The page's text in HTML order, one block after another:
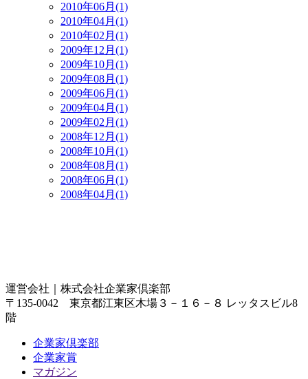
2010年06月(1)
2010年04月(1)
2010年02月(1)
2009年12月(1)
2009年10月(1)
2009年08月(1)
2009年06月(1)
2009年04月(1)
2009年02月(1)
2008年12月(1)
2008年10月(1)
2008年08月(1)
2008年06月(1)
2008年04月(1)
運営会社｜ 株式会社企業家倶楽部
〒135-0042 東京都江東区木場３－１６－８ レッタスビル8
階
企業家倶楽部
企業家賞
マガジン